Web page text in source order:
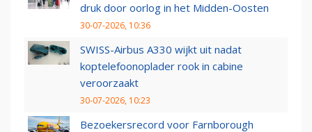
druk door oorlog in het Midden-Oosten
30-07-2026, 10:36
SWISS-Airbus A330 wijkt uit nadat
koptelefoonoplader rook in cabine
veroorzaakt
30-07-2026, 10:23
Bezoekersrecord voor Farnborough